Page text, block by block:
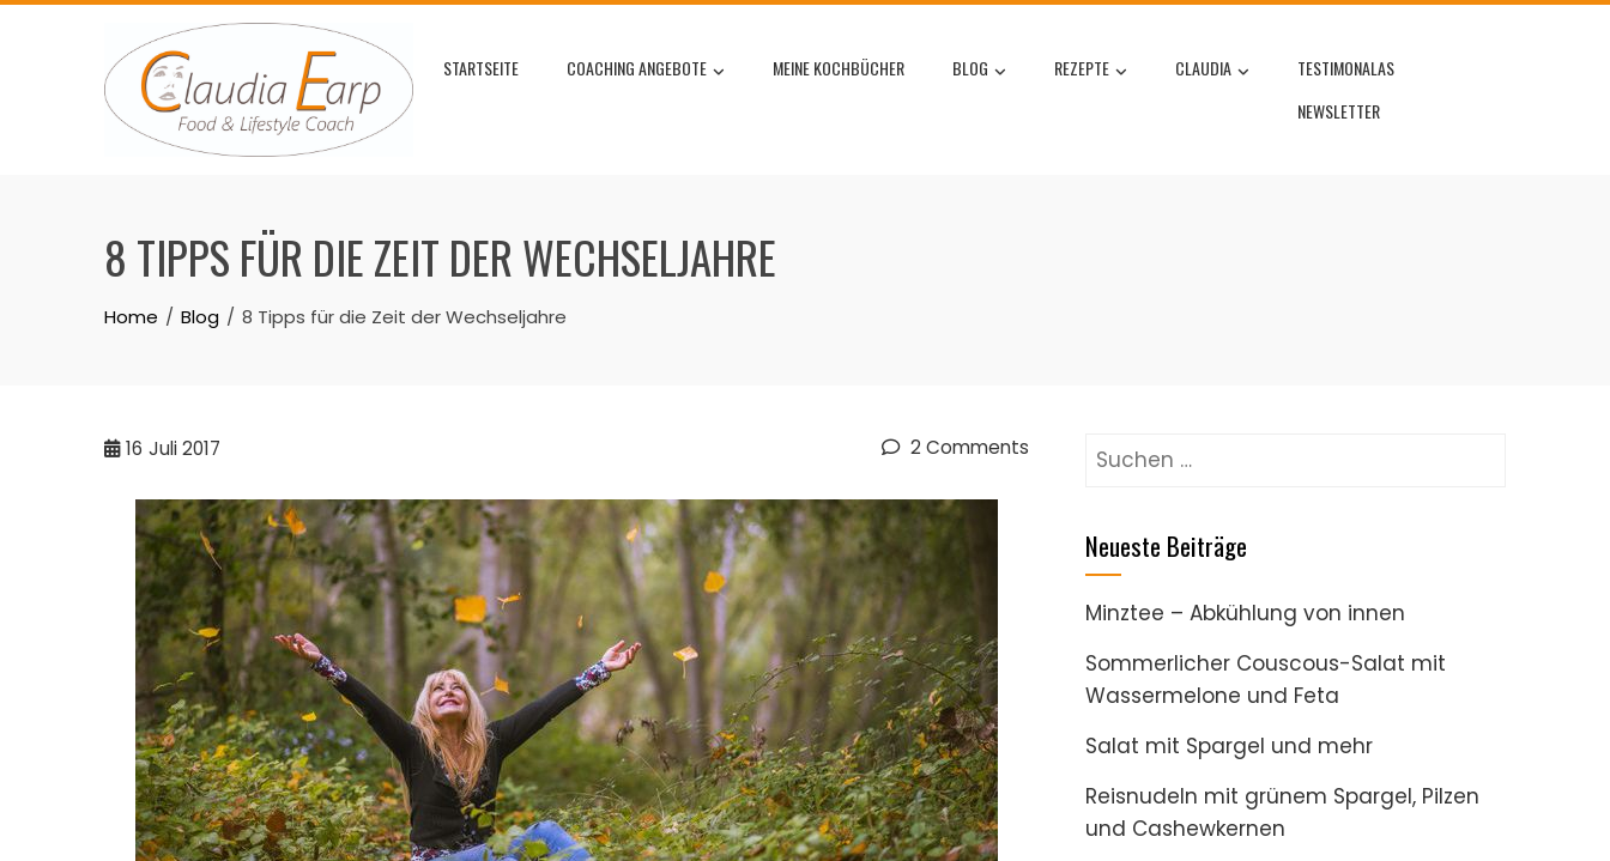
Skip
STARTSEITE COACHING ANGEBOTE MEINE KOCHBÜCHER BLOG REZEPTE CLAUDIA
TESTIMONALAS
NEWSLETTER
8 TIPPS FÜR DIE ZEIT DER WECHSELJAHRE
Home Blog 8 Tipps für die Zeit der Wechseljahre
16 Juli 2017 2 Comments
Suchen
Neueste Beiträge
Minztee – Abkühlung von innen
Sommerlicher Couscous-Salat mit
Wassermelone und Feta
Salat mit Spargel und mehr
Reisnudeln mit grünem Spargel, Pilzen
und Cashewkernen